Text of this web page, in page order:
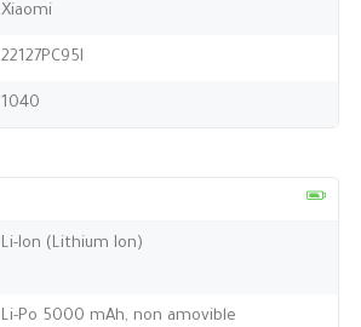
Xiaomi
22127PC95I
1040
Li-Ion (Lithium Ion)
Li-Po 5000 mAh, non amovible